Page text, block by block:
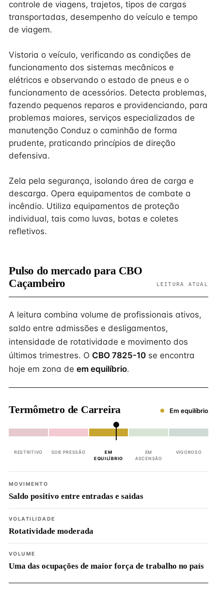
controle de viagens, trajetos, tipos de cargas
transportadas, desempenho do veículo e tempo
de viagem.
Vistoria o veículo, verificando as condições de
funcionamento dos sistemas mecânicos e
elétricos e observando o estado de pneus e o
funcionamento de acessórios. Detecta problemas,
fazendo pequenos reparos e providenciando, para
problemas maiores, serviços especializados de
manutenção Conduz o caminhão de forma
prudente, praticando princípios de direção
defensiva.
Zela pela segurança, isolando área de carga e
descarga. Opera equipamentos de combate a
incêndio. Utiliza equipamentos de proteção
individual, tais como luvas, botas e coletes
refletivos.
Pulso do mercado para CBO
Caçambeiro
LEITURA ATUAL
A leitura combina volume de profissionais ativos,
saldo entre admissões e desligamentos,
intensidade de rotatividade e movimento dos
últimos trimestres. O CBO 7825-10 se encontra
hoje em zona de em equilíbrio.
Termômetro de Carreira Em equilíbrio
RESTRITIVO SOB PRESSÃO
EM
EQUILÍBRIO
EM
ASCENSÃO
VIGOROSO
MOVIMENTO
Saldo positivo entre entradas e saídas
VOLATILIDADE
Rotatividade moderada
VOLUME
Uma das ocupações de maior força de trabalho no país